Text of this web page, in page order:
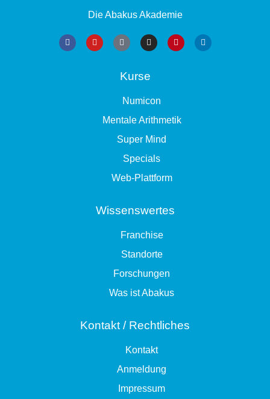
Die Abakus Akademie
Kurse
Numicon
Mentale Arithmetik
Super Mind
Specials
Web-Plattform
Wissenswertes
Franchise
Standorte
Forschungen
Was ist Abakus
Kontakt / Rechtliches
Kontakt
Anmeldung
Impressum